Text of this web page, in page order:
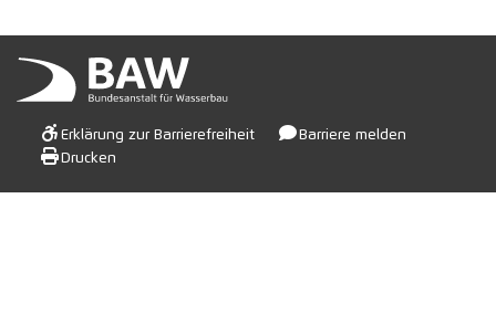
Erklärung zur Barrierefreiheit
Barriere melden
Drucken